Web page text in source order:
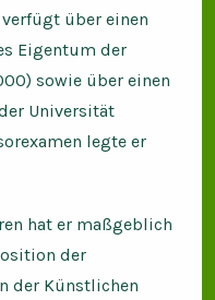
über einen
Eigentum der
sowie über einen
Universität
legte er
hat er maßgeblich
der
der Künstlichen